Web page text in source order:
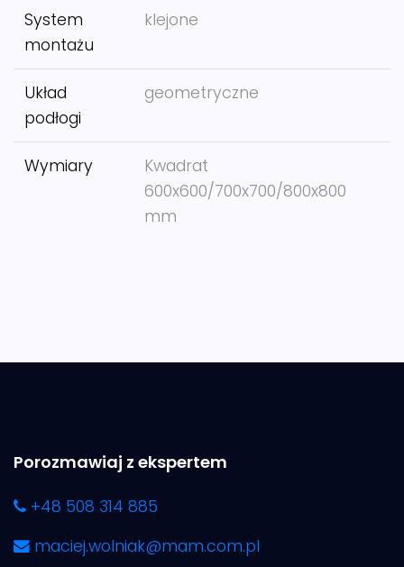
System
montażu
klejone
Układ
podłogi
geometryczne
Wymiary
Kwadrat
600x600/700x700/800x800
mm
Porozmawiaj z ekspertem
+48 508 314 885
maciej.wolniak@mam.com.pl